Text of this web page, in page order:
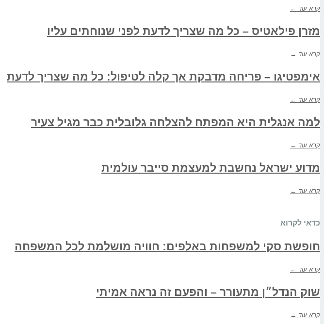
קרא עוד ←
מזרן פילאטיס – כל מה שצריך לדעת לפני שנוחתים עליו
קרא עוד ←
אימפטיגו – פריחה מדבקת אך קלה לטיפול: כל מה שצריך לדעת
קרא עוד ←
למה אנגלית היא המפתח להצלחה גלובלית כבר מגיל צעיר
קרא עוד ←
מדוע ישראל נחשבת למעצמת סייבר עולמית
קרא עוד ←
כדאי לקרוא
חופשת סקי למשפחות באלפים: חוויה מושלמת לכל המשפחה
קרא עוד ←
שוק הנדל״ן מתעורר – והפעם זה נראה אמיתי
קרא עוד ←